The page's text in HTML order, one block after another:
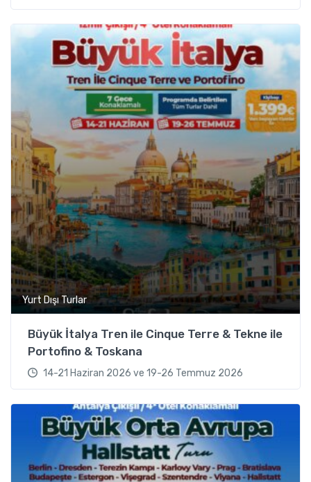
Yurt Dışı Turlar
Büyük İtalya Tren ile Cinque Terre & Tekne ile
Portofino & Toskana
14-21 Haziran 2026 ve 19-26 Temmuz 2026